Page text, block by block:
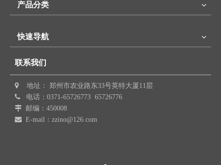
产品分类
快速导航
联系我们
 地址： 郑州市农业路东33号英特大厦11层
 电话：0371-65726773 65726776
 邮编：450008
 E-mail：zzino@126.com